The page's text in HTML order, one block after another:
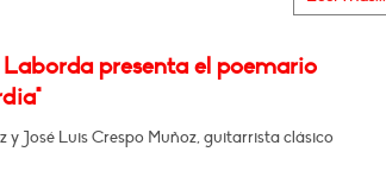
presenta el poemario
y José Luis Crespo Muñoz, guitarrista clásico